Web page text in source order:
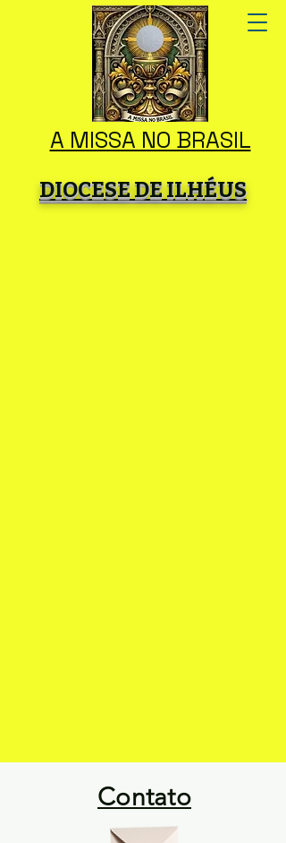
A MISSA NO BRASIL
DIOCESE DE ILHÉUS
Contato